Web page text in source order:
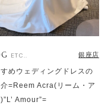
ETC.. 銀座店
めウェディングドレスの
=Reem Acra(リーム・ア
Amour”=